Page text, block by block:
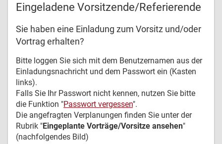
Eingeladene Vorsitzende/Referierende
Sie haben eine Einladung zum Vorsitz und/oder
Vortrag erhalten?
Bitte loggen Sie sich mit dem Benutzernamen aus der
Einladungsnachricht und dem Passwort ein (Kasten
links).
Falls Sie Ihr Passwort nicht kennen, nutzen Sie bitte
die Funktion "Passwort vergessen".
Die angefragten Verplanungen finden Sie unter der
Rubrik "Eingeplante Vorträge/Vorsitze ansehen"
(nachfolgendes Bild)